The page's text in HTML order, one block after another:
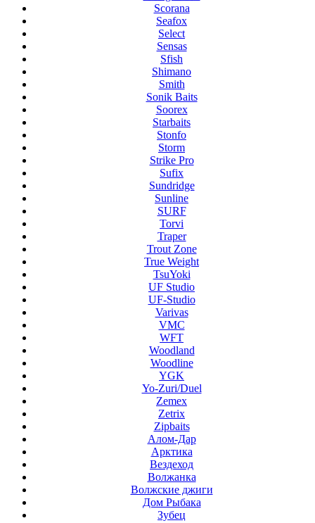
Scorana
Seafox
Select
Sensas
Sfish
Shimano
Smith
Sonik Baits
Soorex
Starbaits
Stonfo
Storm
Strike Pro
Sufix
Sundridge
Sunline
SURF
Torvi
Traper
Trout Zone
True Weight
TsuYoki
UF Studio
UF-Studio
Varivas
VMC
WFT
Woodland
Woodline
YGK
Yo-Zuri/Duel
Zemex
Zetrix
Zipbaits
Алом-Дар
Арктика
Вездеход
Волжанка
Волжские джиги
Дом Рыбака
Зубец